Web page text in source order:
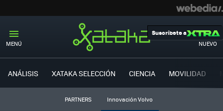
MENÚ NUEVO
Suscríbete a
ANÁLISIS XATAKA SELECCIÓN CIENCIA MOVILIDAD
PARTNERS Innovación Volvo